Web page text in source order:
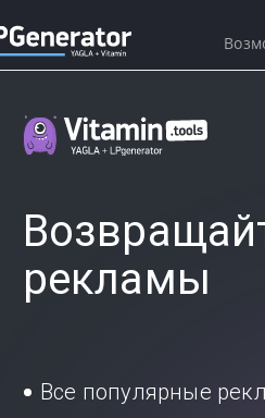
рекламы
Все популярные